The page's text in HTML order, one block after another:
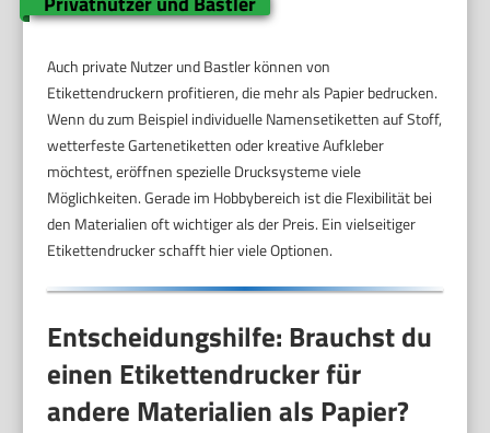
Auch private Nutzer und Bastler können von
Etikettendruckern profitieren, die mehr als Papier bedrucken.
Wenn du zum Beispiel individuelle Namensetiketten auf Stoff,
wetterfeste Gartenetiketten oder kreative Aufkleber
möchtest, eröffnen spezielle Drucksysteme viele
Möglichkeiten. Gerade im Hobbybereich ist die Flexibilität bei
den Materialien oft wichtiger als der Preis. Ein vielseitiger
Etikettendrucker schafft hier viele Optionen.
Entscheidungshilfe: Brauchst du
einen Etikettendrucker für
andere Materialien als Papier?